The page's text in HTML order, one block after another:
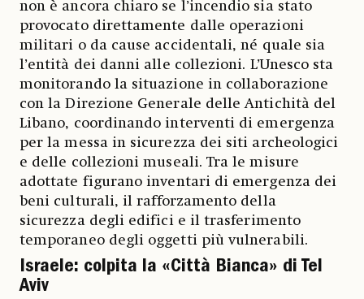
non è ancora chiaro se l’incendio sia stato
provocato direttamente dalle operazioni
militari o da cause accidentali, né quale sia
l’entità dei danni alle collezioni. L’Unesco sta
monitorando la situazione in collaborazione
con la Direzione Generale delle Antichità del
Libano, coordinando interventi di emergenza
per la messa in sicurezza dei siti archeologici
e delle collezioni museali. Tra le misure
adottate figurano inventari di emergenza dei
beni culturali, il rafforzamento della
sicurezza degli edifici e il trasferimento
temporaneo degli oggetti più vulnerabili.
Israele: colpita la «Città Bianca» di Tel
Aviv